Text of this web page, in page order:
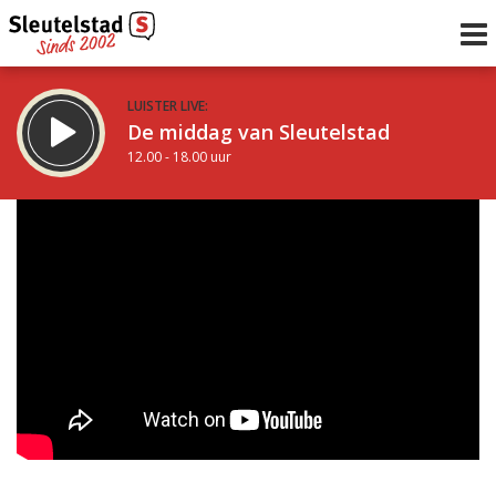
LUISTER LIVE:
De middag van Sleutelstad
12.00 - 18.00 uur